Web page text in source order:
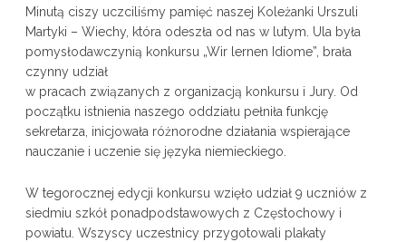
Minutą ciszy uczciliśmy pamięć naszej Koleżanki Urszuli
Martyki – Wiechy, która odeszła od nas w lutym. Ula była
pomysłodawczynią konkursu „Wir lernen Idiome”, brała
czynny udział
w pracach związanych z organizacją konkursu i Jury. Od
początku istnienia naszego oddziału pełniła funkcję
sekretarza, inicjowała różnorodne działania wspierające
nauczanie i uczenie się języka niemieckiego.
W tegorocznej edycji konkursu wzięło udział 9 uczniów z
siedmiu szkół ponadpodstawowych z Częstochowy i
powiatu. Wszyscy uczestnicy przygotowali plakaty